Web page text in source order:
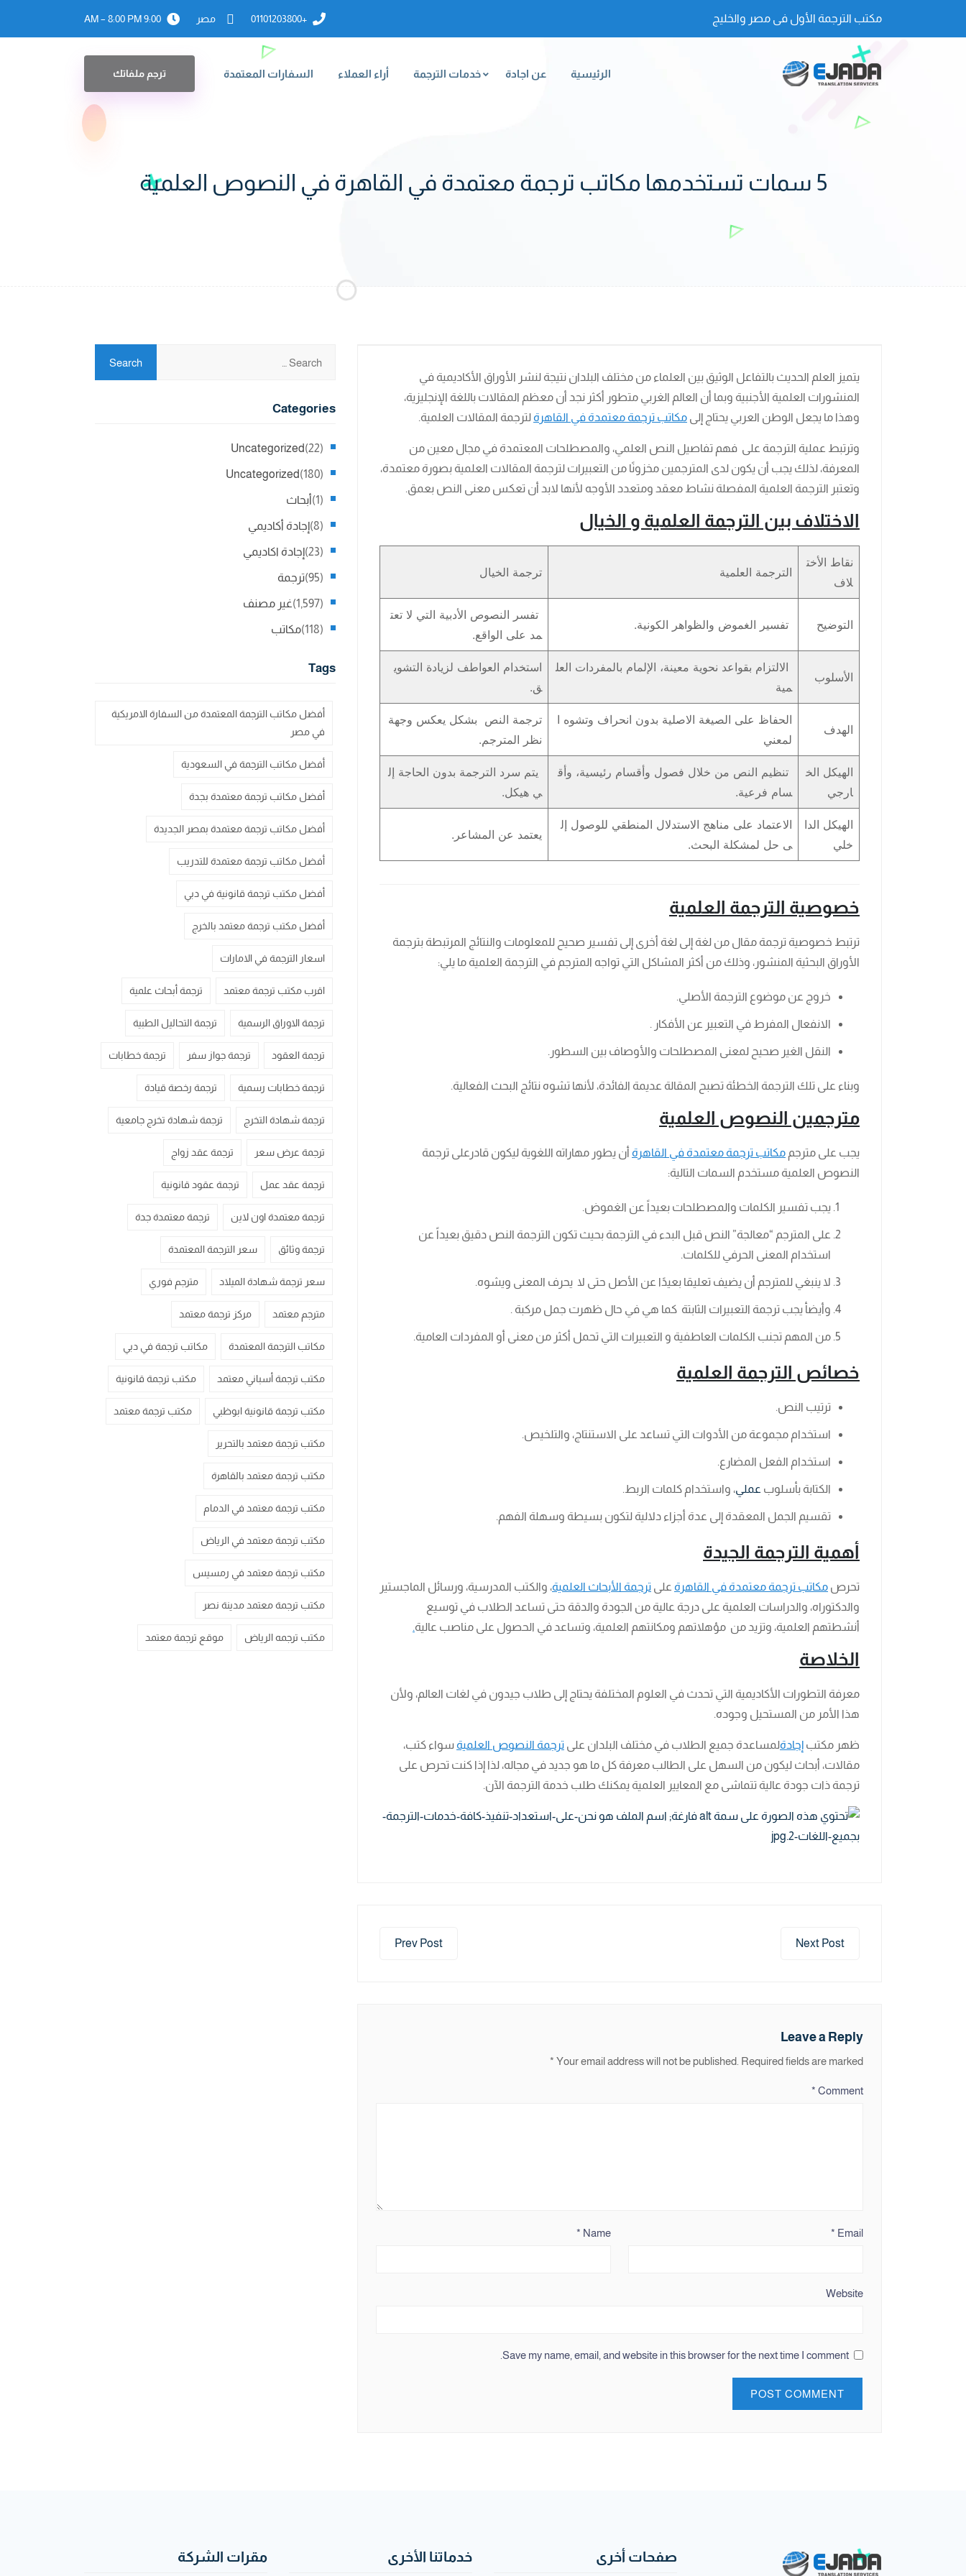
مكتب الترجمة الأول فى مصر والخليج +01101203800 مصر 9:00 AM – 8:00 PM
الرئيسية عن اجادة خدمات الترجمة أراء العملاء السفارات المعتمدة ترجم ملفاتك
5 سمات تستخدمها مكاتب ترجمة معتمدة في القاهرة في النصوص العلمية
يتميز العلم الحديث بالتفاعل الوثيق بين العلماء من مختلف البلدان نتيجة لنشر الأوراق الأكاديمية في
المنشورات العلمية الأجنبية وبما أن العالم الغربي متطور أكثر نجد أن معظم المقالات باللغة الإنجليزية،
وهذا ما يجعل الوطن العربي يحتاج إلى مكاتب ترجمة معتمدة في القاهرة لترجمة المقالات العلمية.
وترتبط عملية الترجمة على فهم تفاصيل النص العلمي، والمصطلحات المعتمدة في مجال معين من
المعرفة، لذلك يجب أن يكون لدى المترجمين مخزونًا من التعبيرات لترجمة المقالات العلمية بصورة معتمدة،
وتعتبر الترجمة العلمية المفصلة نشاط معقد ومتعدد الأوجه لأنها لابد أن تعكس معنى النص بعمق.
الاختلاف بين الترجمة العلمية و الخيال
نقاط الأخت
لاف
الترجمة العلمية ترجمة الخيال
التوضيح تفسير الغموض والظواهر الكونية.
تفسر النصوص الأدبية التي لا تعت
مد على الواقع.
الأسلوب
الالتزام بقواعد نحوية معينة، الإلمام بالمفردات العل
مية
استخدام العواطف لزيادة التشوي
ق.
الهدف
الحفاظ على الصيغة الاصلية بدون انحراف وتشوه ا
لمعني
ترجمة النص بشكل يعكس وجهة
نظر المترجم.
الهيكل الخ
ارجي
تنظيم النص من خلال فصول وأقسام رئيسية، وأق
سام فرعية.
يتم سرد الترجمة بدون الحاجة إل
ي هيكل.
الهيكل الدا
خلي
الاعتماد على مناهج الاستدلال المنطقي للوصول إل
ى حل لمشكلة البحث.
يعتمد عن المشاعر.
خصوصية الترجمة العلمية
ترتبط خصوصية ترجمة مقال من لغة إلى لغة أخرى إلى تفسير صحيح للمعلومات والنتائج المرتبطة بترجمة
الأوراق البحثية المنشور، وذلك من أكثر المشاكل التي تواجه المترجم في الترجمة العلمية ما يلي:
خروج عن موضوع الترجمة الأصلي.
الانفعال المفرط في التعبير عن الأفكار .
النقل الغير صحيح لمعنى المصطلحات والأوصاف بين السطور.
وبناء على تلك الترجمة الخطئة تصبح المقالة عديمة الفائدة، لأنها تشوه نتائج البحث الفعالية.
مترجمين النصوص العلمية
يجب على مترجم مكاتب ترجمة معتمدة في القاهرة أن يطور مهاراته اللغوية ليكون قادرعلى ترجمة
النصوص العلمية مستخدم السمات التالية:
يجب تفسير الكلمات والمصطلحات بعيداً عن الغموض.
على المترجم “معالجة” النص قبل البدء في الترجمة بحيث تكون الترجمة النص دقيق بعيداً عن
استخدام المعنى الحرفي للكلمات.
لا ينبغي للمترجم أن يضيف تعليقا بعيدًا عن الأصل حتى لا يحرف المعنى ويشوه.
وأيضأ يجب ترجمة التعبيرات الثابتة كما هي في حال ظهرت جمل مركبة .
من المهم تجنب الكلمات العاطفية و التعبيرات التي تحمل أكثر من معنى أو المفردات العامية.
خصائص الترجمة العلمية
ترتيب النص.
استخدام مجموعة من الأدوات التي تساعد على الاستنتاج، والتلخيص.
استخدام الفعل المضارع.
الكتابة بأسلوب عملي، واستخدام كلمات الربط.
تقسيم الجمل المعقدة إلى عدة أجزاء دلالية لتكون بسيطة وسهلة الفهم.
أهمية الترجمة الجيدة
تحرص مكاتب ترجمة معتمدة في القاهرة على ترجمة الأبحاث العلمية، والكتب المدرسية، ورسائل الماجستير
والدكتوراه، والدراسات العلمية على درجة عالية من الجودة والدقة حتى تساعد الطلاب في توسيع
أنشطتهم العلمية، وتزيد من مؤهلاتهم ومكانتهم العلمية، وتساعد في الحصول على مناصب عالية.
الخلاصة
معرفة التطورات الأكاديمية التي تحدث في العلوم المختلفة يحتاج إلى طلاب جيدون في لغات العالم، ولأن
هذا الأمر من المستحيل وجوده.
ظهر مكتب إجادةلمساعدة جميع الطلاب في مختلف البلدان على ترجمة النصوص العلمية سواء كتب،
مقالات، أبحاث ليكون من السهل على الطالب معرفة كل ما هو جديد في مجاله، لذا إذا كنت تحرص على
ترجمة ذات جودة عالية تتماشى مع المعايير العلمية يمكنك طلب خدمة الترجمة الآن.
Prev Post Next Post
Leave a Reply
Your email address will not be published. Required fields are marked
*
Comment
*
Name
* Email
*
Website
Save my name, email, and website in this browser for the next time I comment.
Categories
Uncategorized (22)
Uncategorized (180)
أبحاث (1)
إجادة أكاديمي (8)
إجادة اكاديمي (23)
ترجمة (95)
غير مصنف (1,597)
مكاتب (118)
Tags
أفضل مكاتب الترجمة المعتمدة من السفارة الامريكية
في مصر
أفضل مكاتب الترجمة في السعودية
أفضل مكاتب ترجمة معتمدة بجدة
أفضل مكاتب ترجمة معتمدة بمصر الجديدة
أفضل مكاتب ترجمة معتمدة للتدريب
أفضل مكتب ترجمة قانونية في دبي
أفضل مكتب ترجمة معتمد بالخرج
اسعار الترجمة في الامارات
اقرب مكتب ترجمة معتمد ترجمة أبحاث علمية
ترجمة الاوراق الرسمية ترجمة التحاليل الطبية
ترجمة العقود ترجمة جواز سفر ترجمة خطابات
ترجمة خطابات رسمية ترجمة رخصة قيادة
ترجمة شهادة التخرج ترجمة شهادة تخرج جامعية
ترجمة عرض سعر ترجمة عقد زواج
ترجمة عقد عمل ترجمة عقود قانونية
ترجمة معتمدة اون لاين ترجمة معتمدة جدة
ترجمة وثائق سعر الترجمة المعتمدة
سعر ترجمة شهادة الميلاد مترجم فوري
مترجم معتمد مركز ترجمة معتمد
مكاتب الترجمة المعتمدة مكاتب ترجمة في دبي
مكتب ترجمة أسباني معتمد مكتب ترجمة قانونية
مكتب ترجمة قانونية ابوظبي مكتب ترجمة معتمد
مكتب ترجمة معتمد بالتحرير
مكتب ترجمة معتمد بالقاهرة
مكتب ترجمة معتمد في الدمام
مكتب ترجمة معتمد في الرياض
مكتب ترجمة معتمد في رمسيس
مكتب ترجمة معتمد مدينة نصر
مكتب ترجمه الرياض موقع ترجمة معتمد
صفحات أخرى خدماتنا الأخرى مقرات الشركة